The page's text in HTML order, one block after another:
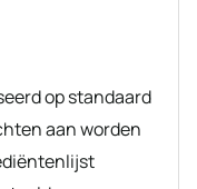
aan worden